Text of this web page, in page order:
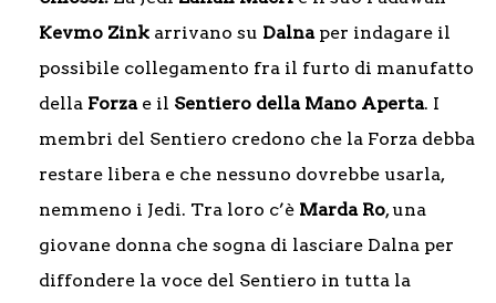
Kevmo Zink arrivano su Dalnaper indagare il
possibile collegamento fra il furto di manufatto
della Forzae il Sentiero della Mano Aperta. I
membri del Sentiero credono che la Forza debba
restare libera e che nessuno dovrebbe usarla,
nemmeno i Jedi. Tra loro c’è Marda Ro, una
giovane donna che sogna di lasciare Dalna per
diffondere la voce del Sentiero in tutta la